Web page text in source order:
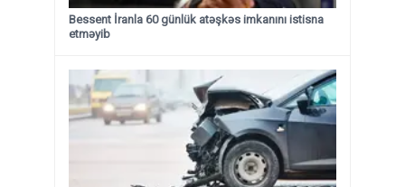
Bessent İranla 60 günlük atəşkəs imkanını istisna
etməyib